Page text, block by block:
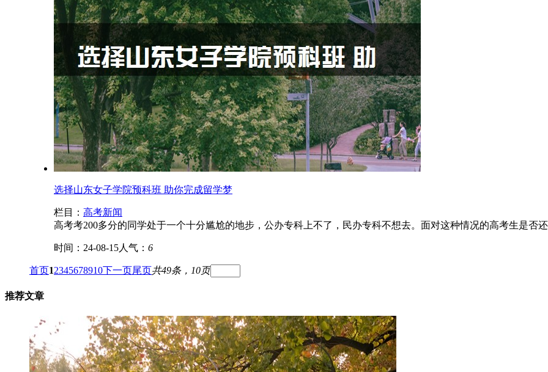
选择山东女子学院预科班 助你完成留学梦
栏目： 高考新闻
高考考200多分的同学处于一个十分尴尬的地步，公办专科上不了，民办专科不想去。面对这种情况的高考生是否
时间：24-08-15人气： 6
首页12345678910下一页尾页共49条，10页
推荐文章